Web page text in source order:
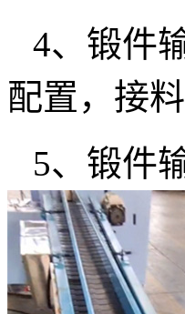
4、锻件
配置，接
5、锻件